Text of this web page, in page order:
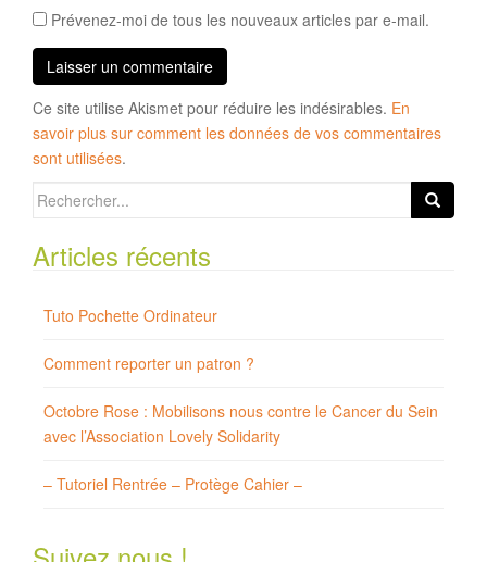
Prévenez-moi de tous les nouveaux articles par e-mail.
Ce site utilise Akismet pour réduire les indésirables. En
savoir plus sur comment les données de vos commentaires
sont utilisées.
Search
Articles récents
Tuto Pochette Ordinateur
Comment reporter un patron ?
Octobre Rose : Mobilisons nous contre le Cancer du Sein
avec l’Association Lovely Solidarity
– Tutoriel Rentrée – Protège Cahier –